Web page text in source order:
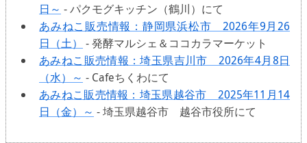
日～ - パクモグキッチン（鶴川）にて
あみねこ販売情報：静岡県浜松市 2026年9月26
日（土）
- 発酵マルシェ＆ココカラマーケット
あみねこ販売情報：埼玉県吉川市 2026年4月8日
（水）～ - Cafeちくわにて
あみねこ販売情報：埼玉県越谷市 2025年11月14
日（金）～ - 埼玉県越谷市 越谷市役所にて